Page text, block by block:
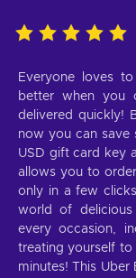
Everyone loves
better when you
delivered quickly!
now you can save
USD gift card key
allows you to
only in a few
world of
every occasion,
treating yourself to
minutes! This